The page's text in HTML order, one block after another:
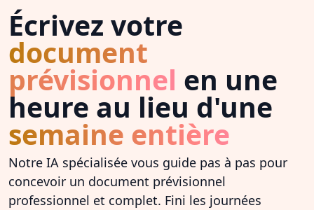
Écrivez votre
document
prévisionnel en une
heure au lieu d'une
semaine entière
Notre IA spécialisée vous guide pas à pas pour
concevoir un document prévisionnel
professionnel et complet. Fini les journées